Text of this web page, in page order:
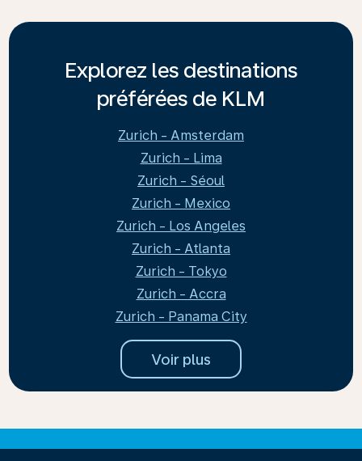
Explorez les destinations
préférées de KLM
Zurich - Amsterdam
Zurich - Lima
Zurich - Séoul
Zurich - Mexico
Zurich - Los Angeles
Zurich - Atlanta
Zurich - Tokyo
Zurich - Accra
Zurich - Panama City
Voir plus